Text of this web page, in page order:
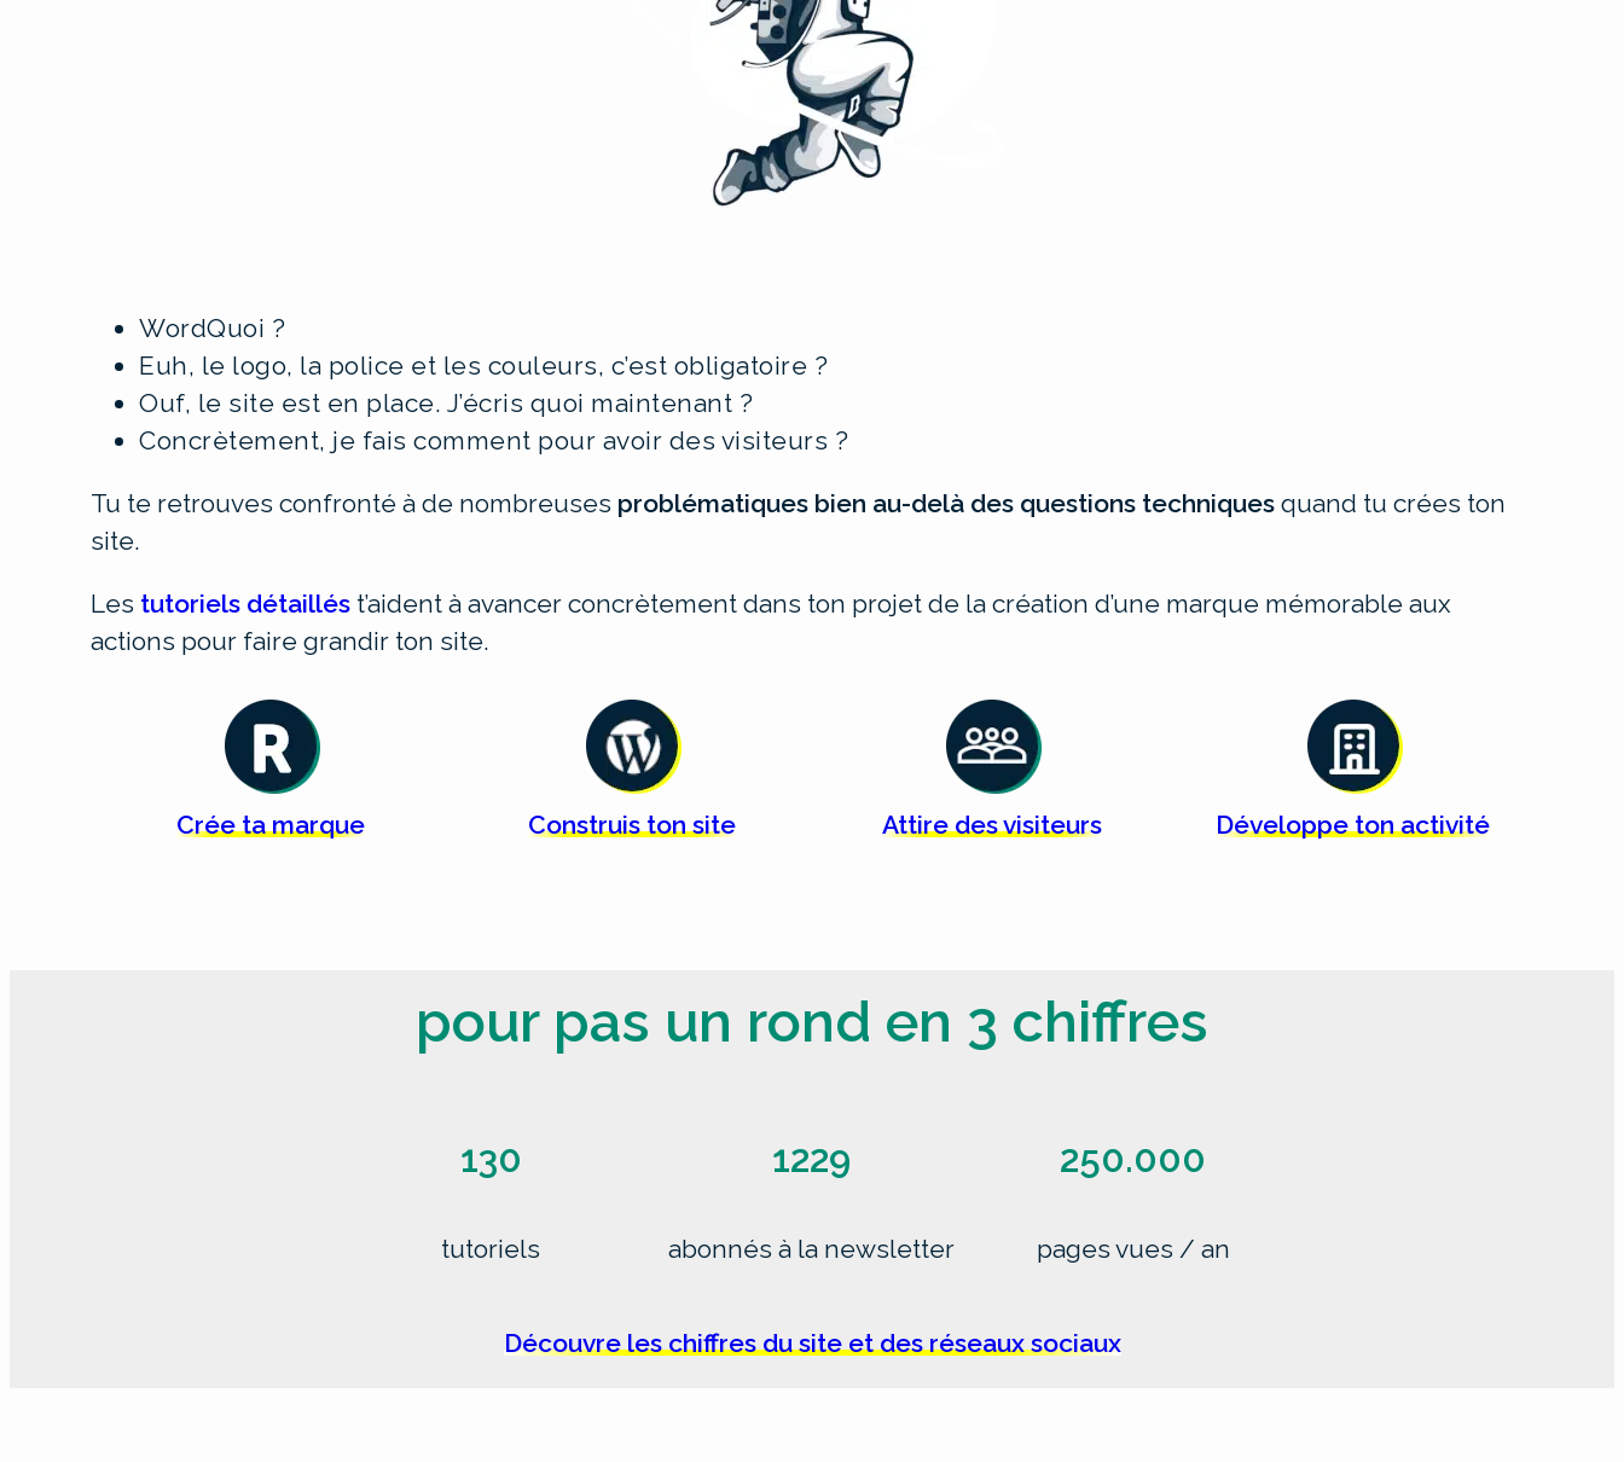
WordQuoi ?
Euh, le logo, la police et les couleurs, c’est obligatoire ?
Ouf, le site est en place. J’écris quoi maintenant ?
Concrètement, je fais comment pour avoir des visiteurs ?
Tu te retrouves confronté à de nombreuses problématiques bien au-delà des questions techniques quand tu crées ton
site.
Les tutoriels détaillés t’aident à avancer concrètement dans ton projet de la création d’une marque mémorable aux
actions pour faire grandir ton site.
Crée tamarque Construis tonsite Attire desvisiteurs Développe tonactivité
pour pas un rond en 3 chiffres
130
tutoriels
1229
abonnés à la newsletter
250.000
pages vues / an
Découvre les chiffres du site et des réseaux sociaux